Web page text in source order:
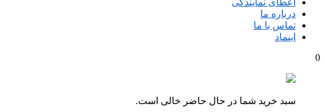
اعطای نمایندگی
درباره ما
تماس با ما
اینماد
0
سبد خرید شما در حال حاضر خالی است.